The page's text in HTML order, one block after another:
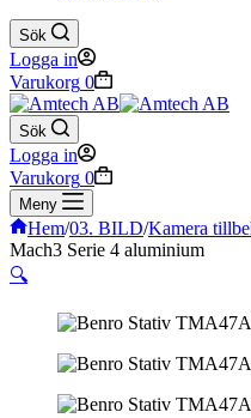
Sök
Logga in
Varukorg 0
Sök
Logga in
Varukorg 0
Meny
Hem/03. BILD/Kamera
Mach3 Serie 4 aluminium
🔍